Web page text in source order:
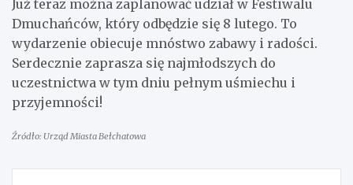
Już teraz można zaplanować udział w Festiwalu
Dmuchańców, który odbędzie się 8 lutego. To
wydarzenie obiecuje mnóstwo zabawy i radości.
Serdecznie zaprasza się najmłodszych do
uczestnictwa w tym dniu pełnym uśmiechu i
przyjemności!
Źródło: Urząd Miasta Bełchatowa